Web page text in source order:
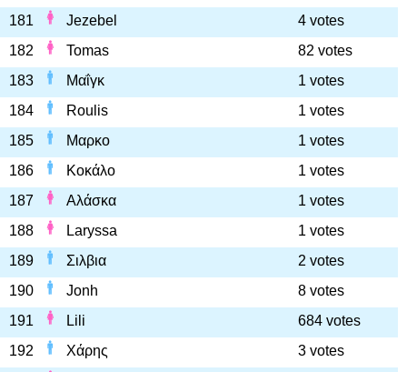
181
Jezebel
4 votes
182
Tomas
82 votes
183
Μαΐγκ
1 votes
184
Roulis
1 votes
185
Μαρκο
1 votes
186
Κοκάλο
1 votes
187
Αλάσκα
1 votes
188
Laryssa
1 votes
189
Σιλβια
2 votes
190
Jonh
8 votes
191
Lili
684 votes
192
Χάρης
3 votes